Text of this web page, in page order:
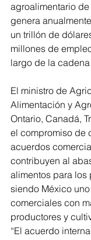
agroalimentario
genera
un trillón de
millones de
largo de la cadena
El ministro de
Alimentación y
Ontario, Canadá,
el compromiso de
acuerdos
contribuyen al
alimentos para los
siendo México
comerciales con
productores y
“El acuerdo